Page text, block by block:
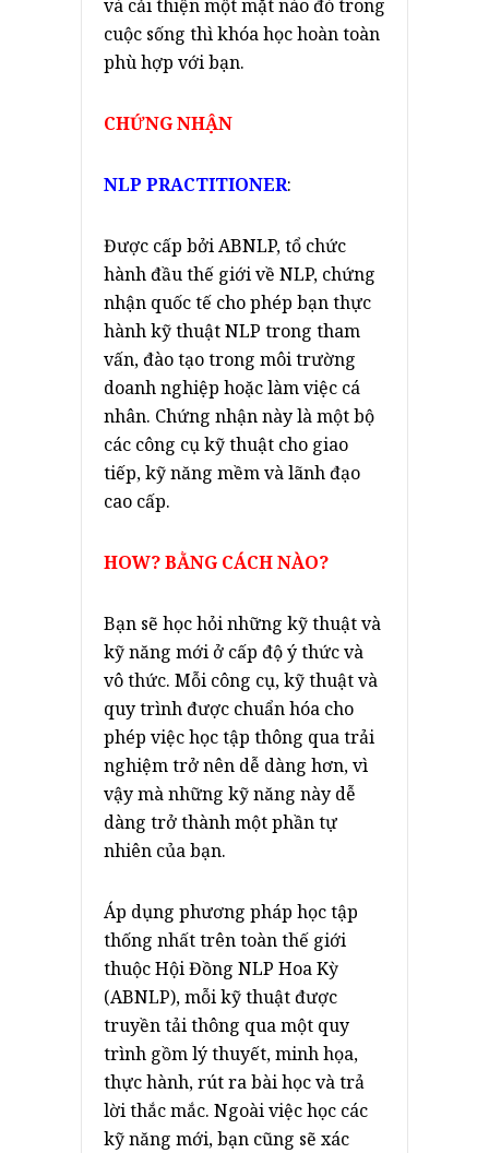
và cải thiện một mặt nào đó trong
cuộc sống thì khóa học hoàn toàn
phù hợp với bạn.
CHỨNG NHẬN
NLP PRACTITIONER:
Được cấp bởi ABNLP, tổ chức
hành đầu thế giới về NLP, chứng
nhận quốc tế cho phép bạn thực
hành kỹ thuật NLP trong tham
vấn, đào tạo trong môi trường
doanh nghiệp hoặc làm việc cá
nhân. Chứng nhận này là một bộ
các công cụ kỹ thuật cho giao
tiếp, kỹ năng mềm và lãnh đạo
cao cấp.
HOW? BẰNG CÁCH NÀO?
Bạn sẽ học hỏi những kỹ thuật và
kỹ năng mới ở cấp độ ý thức và
vô thức. Mỗi công cụ, kỹ thuật và
quy trình được chuẩn hóa cho
phép việc học tập thông qua trải
nghiệm trở nên dễ dàng hơn, vì
vậy mà những kỹ năng này dễ
dàng trở thành một phần tự
nhiên của bạn.
Áp dụng phương pháp học tập
thống nhất trên toàn thế giới
thuộc Hội Đồng NLP Hoa Kỳ
(ABNLP), mỗi kỹ thuật được
truyền tải thông qua một quy
trình gồm lý thuyết, minh họa,
thực hành, rút ra bài học và trả
lời thắc mắc. Ngoài việc học các
kỹ năng mới, bạn cũng sẽ xác